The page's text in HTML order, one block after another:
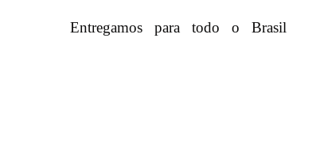
Entregamos para todo o Brasil